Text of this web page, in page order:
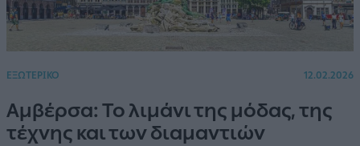
ΕΞΩΤΕΡΙΚΟ 12.02.2026
Αμβέρσα: Το λιμάνι της μόδας, της
τέχνης και των διαμαντιών